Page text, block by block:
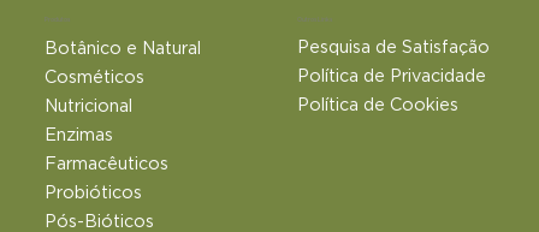
Produtos
Botânico e Natural​
Cosméticos
Nutricional
Enzimas
Farmacêuticos
Probióticos
Pós-Bióticos
Outros Links
Pesquisa de Satisfação
Política de Privacidade
Política de Cookies